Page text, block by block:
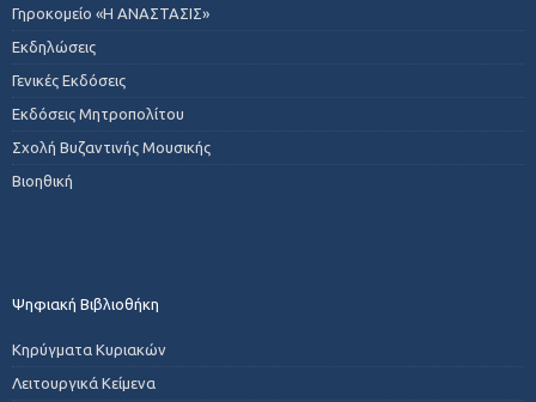
Γηροκομείο «Η ΑΝΑΣΤΑΣΙΣ»
Εκδηλώσεις
Γενικές Εκδόσεις
Εκδόσεις Μητροπολίτου
Σχολή Βυζαντινής Μουσικής
Βιοηθική
Ψηφιακή Βιβλιοθήκη
Κηρύγματα Κυριακών
Λειτουργικά Κείμενα